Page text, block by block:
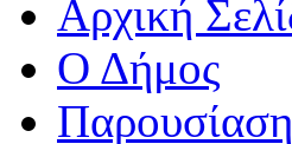
Αρχική
Ο Δήμος